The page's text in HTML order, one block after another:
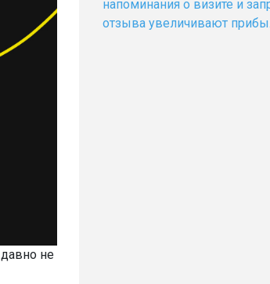
не
напоминания о визите и
отзыва увеличивают